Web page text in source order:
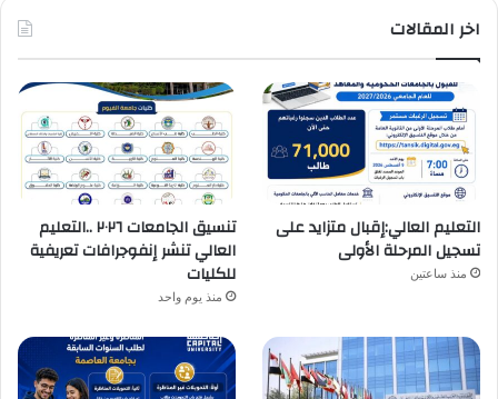
اخر المقالات
التعليم العالي:إقبال متزايد على
تسجيل المرحلة الأولى
منذ ساعتين
تنسيق الجامعات ٢٠٢٦ ..التعليم
العالي تنشر إنفوجرافات تعريفية
للكليات
منذ يوم واحد